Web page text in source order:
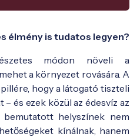
élmény is tudatos legyen?
módon növeli a
a környezet rovására. A
hogy a látogató tiszteli
és ezek közül az édesvíz az
helyszínek nem
kínálnak, hanem